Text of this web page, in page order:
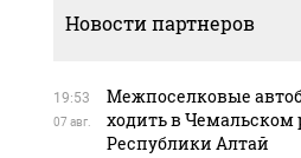
Новости партнеров
19:53
07 авг.
Межпоселковые
ходить в Чемальском
Республики Алтай